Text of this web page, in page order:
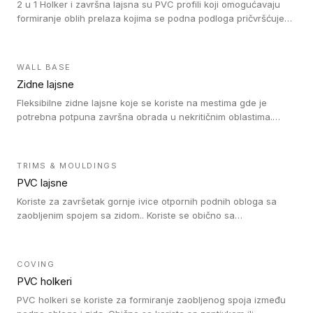
2 u 1 Holker i završna lajsna su PVC profili koji omogućavaju
formiranje oblih prelaza kojima se podna podloga pričvršćuje
WALL BASE
Zidne lajsne
Fleksibilne zidne lajsne koje se koriste na mestima gde je
potrebna potpuna završna obrada u nekritičnim oblastima.
TRIMS & MOULDINGS
PVC lajsne
Koriste za završetak gornje ivice otpornih podnih obloga sa
zaobljenim spojem sa zidom.. Koriste se obično sa
rešenje).
COVING
PVC holkeri
PVC holkeri se koriste za formiranje zaobljenog spoja između